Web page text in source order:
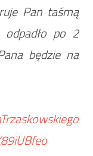
Pan taśmą
po 2
będzie na